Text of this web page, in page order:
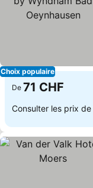
Choix populaire
De 71 CHF
Consulter les prix de